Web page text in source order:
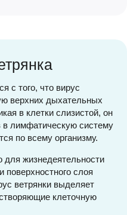
с того, что вирус
верхних дыхательных
в клетки слизистой, он
в лимфатическую систему
по всему организму.
для жизнедеятельности
поверхностного слоя
ветрянки выделяет
клеточную